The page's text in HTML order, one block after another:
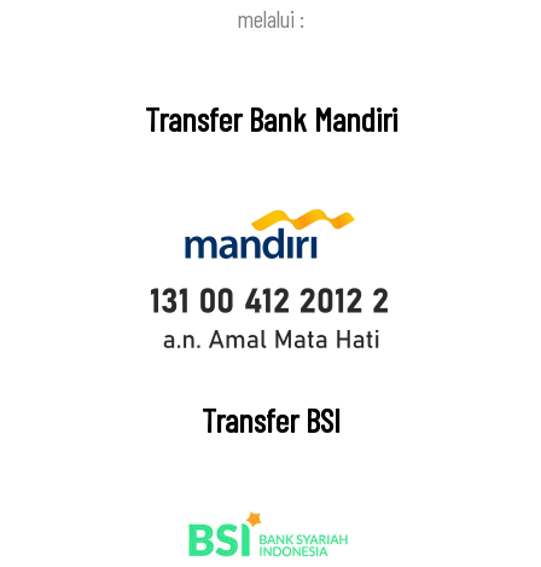
melalui :
Transfer Bank Mandiri
Transfer BSI